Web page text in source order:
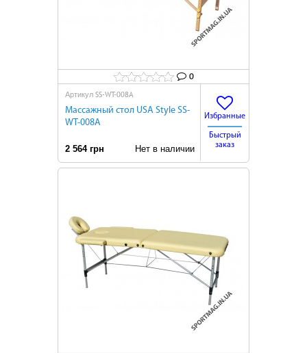
0
Артикул SS-WT-008A
Массажный стол USA Style SS-
WT-008A
2 564 грн Нет в наличии
Избранные
Быстрый
заказ